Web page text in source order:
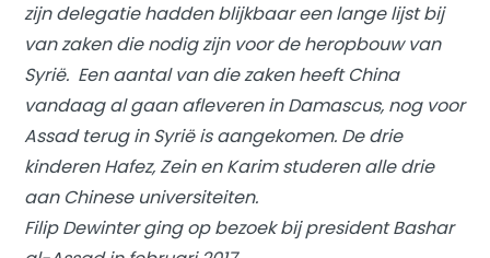
zijn delegatie hadden blijkbaar een lange lijst bij
van zaken die nodig zijn voor de heropbouw van
Syrië. Een aantal van die zaken heeft China
vandaag al gaan afleveren in Damascus, nog voor
Assad terug in Syrië is aangekomen. De drie
kinderen Hafez, Zein en Karim studeren alle drie
aan Chinese universiteiten.
Filip Dewinter ging op bezoek bij president Bashar